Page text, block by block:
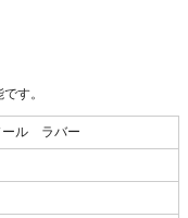
す。
ル ラバー